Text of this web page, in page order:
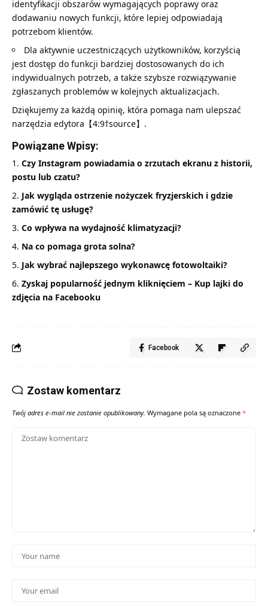
identyfikacji obszarów wymagających poprawy oraz
dodawaniu nowych funkcji, które lepiej odpowiadają
potrzebom klientów.
Dla aktywnie uczestniczących użytkowników, korzyścią
jest dostęp do funkcji bardziej dostosowanych do ich
indywidualnych potrzeb, a także szybsze rozwiązywanie
zgłaszanych problemów w kolejnych aktualizacjach.
Dziękujemy za każdą opinię, która pomaga nam ulepszać
narzędzia edytora【4:9†source】.
Powiązane Wpisy:
Czy Instagram powiadamia o zrzutach ekranu z historii,
postu lub czatu?
Jak wygląda ostrzenie nożyczek fryzjerskich i gdzie
zamówić tę usługę?
Co wpływa na wydajność klimatyzacji?
Na co pomaga grota solna?
Jak wybrać najlepszego wykonawcę fotowoltaiki?
Zyskaj popularność jednym kliknięciem – Kup lajki do
zdjęcia na Facebooku
Facebook
Zostaw komentarz
Twój adres e-mail nie zostanie opublikowany. Wymagane pola są oznaczone *